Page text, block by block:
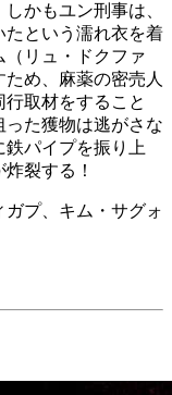
かもユン刑事は、
たという濡れ衣を着
リュ・ドクファ
め、麻薬の密売人
取材をすること
た獲物は逃がさな
パイプを振り上
裂する！
プ、キム・サグォ